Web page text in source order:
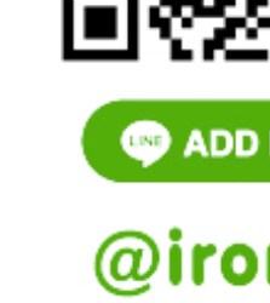
Search